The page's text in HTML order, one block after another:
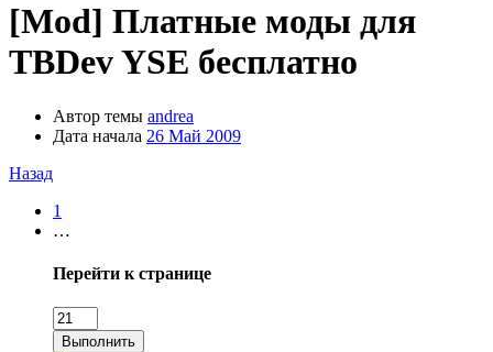
[Mod] Платные моды для
TBDev YSE бесплатно
Автор темы andrea
Дата начала 26 Май 2009
Назад
1
…
Перейти к странице
Выполнить